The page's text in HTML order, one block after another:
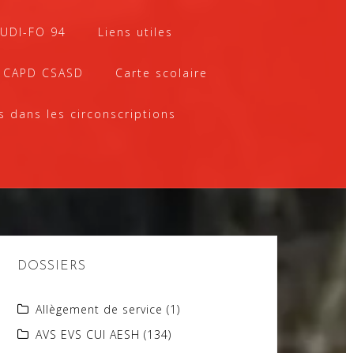
FO 94 Liens utiles
CAPD CSASD Carte scolaire
dans les circonscriptions
DOSSIERS
Allègement de service (1)
AVS EVS CUI AESH (134)